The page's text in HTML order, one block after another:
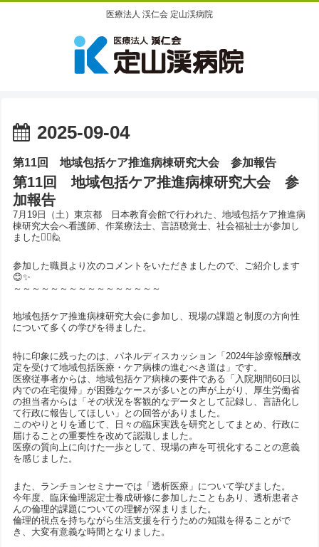
医療法人 渓仁会 定山渓病院
2025-09-04
第11回 地域包括ケア推進病棟研究大会 参加報告
第11回 地域包括ケア推進病棟研究大会 参
加報告
7月19日（土）東京都 日本教育会館で行われた、地域包括ケア推進病
棟研究大会へ看護師、作業療法士、言語聴覚士、社会福祉士が参加し
ました🙋‍♀️🙋
参加した職員より次のコメントをいただきましたので、ご紹介します
😊✨
～～～～～～～～～～～～～～～～
地域包括ケア推進病棟研究大会に参加し、現場の課題と制度の方向性
について多くの学びを得ました。
特に印象に残ったのは、パネルディスカッション「2024年診療報酬改
定を受けて地域包括医療・ケア病棟の進むべき道は」です。
医療従事者からは、地域包括ケア病棟の要件である「入院期間60日以
内での在宅復帰」が困難なケースが多いとの声が上がり、厚生労働省
の担当者からは「その状況を客観的なデータとして記録し、言語化し
て行政に報告してほしい」との回答がありました。
このやりとりを通じて、日々の臨床実践を研究としてまとめ、行政に
届けることの重要性を改めて認識しました。
医療の質向上に向けた一歩として、現場の声を可視化することの意義
を感じました。
また、ランチョンセミナーでは「透析医療」について学びました。
今年度、臨床倫理認定士養成研修に参加したこともあり、透析患者さ
んの倫理的課題についての理解が深まりました。
倫理的視点を持ちながら生活支援を行うための知識を得ることがで
き、大変有意義な時間となりました。